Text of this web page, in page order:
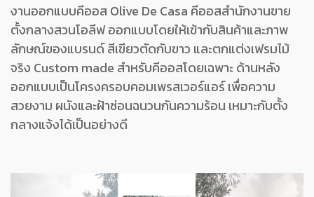
งานออกแบบคีออส Olive De Casa คีออสสำนักงานขาย
ตั้งกลางสวนโอลีฟ ออกแบบโดยให้เข้ากับสินค้าและภาพ
ลักษณ์ของแบรนด์ สีเขียวตัดกับขาว และตกแต่งเฟรมไม้
จริง Custom made สำหรับคีออสโดยเฉพาะ ด้านหลัง
ออกแบบเป็นโครงครอบคอมเพรสเวอร์แอร์ เพื่อความ
สวยงาม ผนังและฝ้าซ่อนฉนวนกันความร้อน เหมาะกับตั้ง
กลางแจ้งได้เป็นอย่างดี